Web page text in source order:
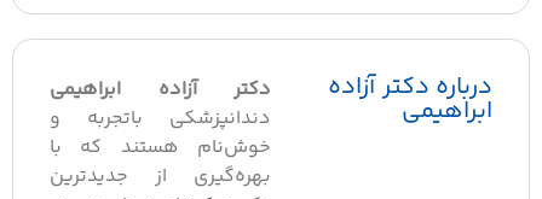
درباره دکتر آزاده
ابراهیمی
دکتر آزاده ابراهیمی
دندانپزشکی باتجربه و
خوش‌نام هستند که با
بهره‌گیری از جدیدترین